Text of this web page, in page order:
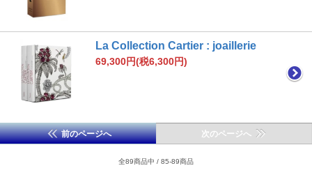
La Collection Cartier : joaillerie
69,300円(税6,300円)
前のページへ 次のページへ
全89商品中 / 85-89商品